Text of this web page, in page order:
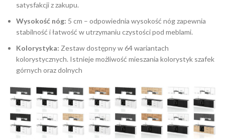
satysfakcji z zakupu.
Wysokość nóg: 5 cm – odpowiednia wysokość nóg zapewnia
stabilność i łatwość w utrzymaniu czystości pod meblami.
Kolorystyka: Zestaw dostępny w 64 wariantach
kolorystycznych. Istnieje możliwość mieszania kolorystyk szafek
górnych oraz dolnych